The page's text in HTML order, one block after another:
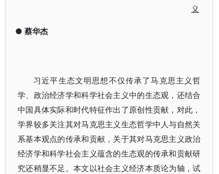
义
● 蔡华杰
习近平生态文明思想不仅传承了马克思主义哲
学、政治经济学和科学社会主义中的生态观，还结合
中国具体实际和时代特征作出了原创性贡献，对此，
学界较多关注其对马克思主义生态哲学中人与自然关
系基本观点的传承和贡献，关于其对马克思主义政治
经济学和科学社会主义蕴含的生态观的传承和贡献研
究还稍显不足。本文以社会主义经济本质论为轴，试